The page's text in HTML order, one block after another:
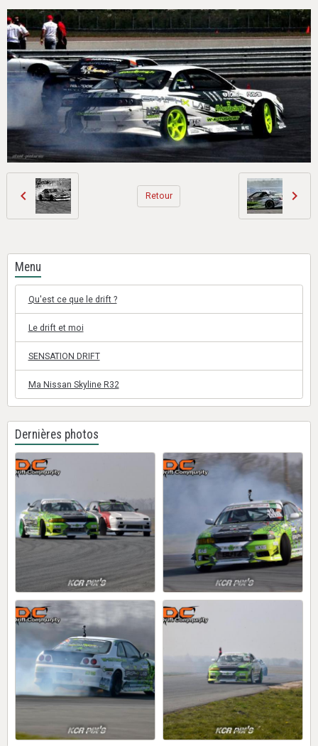
Retour
Menu
Qu'est ce que le drift ?
Le drift et moi
SENSATION DRIFT
Ma Nissan Skyline R32
Dernières photos